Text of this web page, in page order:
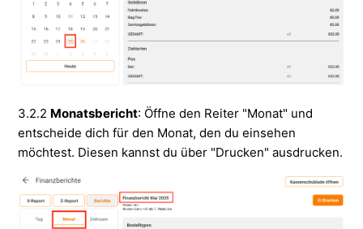
3.2.2 Monatsbericht: Öffne den Reiter "Monat" und
entscheide dich für den Monat, den du einsehen
möchtest. Diesen kannst du über "Drucken" ausdrucken.